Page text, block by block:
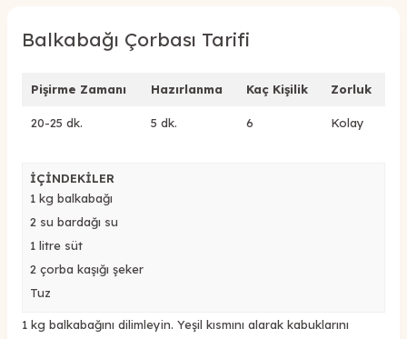
Balkabağı Çorbası Tarifi
Pişirme Zamanı Hazırlanma Kaç Kişilik Zorluk
20-25 dk. 5 dk. 6 Kolay
İÇİNDEKİLER
1 kg balkabağı
2 su bardağı su
1 litre süt
2 çorba kaşığı şeker
Tuz
1 kg balkabağını dilimleyin. Yeşil kısmını alarak kabuklarını